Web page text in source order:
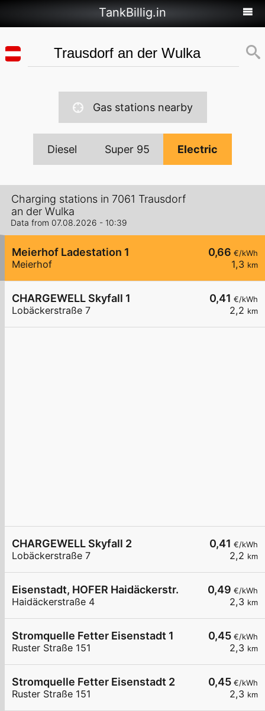
TankBillig.in
Gas stations nearby
Diesel Super 95 Electric
Charging stations in 7061 Trausdorf
an der Wulka
Data from 07.08.2026 - 10:39
0,66 €/kWh
1,3 km
Meierhof Ladestation 1
Meierhof
0,41 €/kWh
2,2 km
CHARGEWELL Skyfall 1
Lobäckerstraße 7
0,41 €/kWh
2,2 km
CHARGEWELL Skyfall 2
Lobäckerstraße 7
0,49 €/kWh
2,3 km
Eisenstadt, HOFER Haidäckerstr.
Haidäckerstraße 4
0,45 €/kWh
2,3 km
Stromquelle Fetter Eisenstadt 1
Ruster Straße 151
0,45 €/kWh
2,3 km
Stromquelle Fetter Eisenstadt 2
Ruster Straße 151